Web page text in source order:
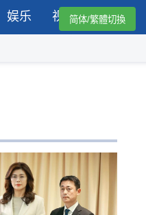
娱乐 视频简体/繁體切換